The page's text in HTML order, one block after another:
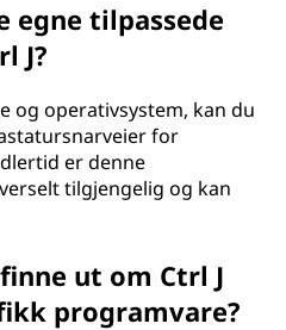
egne tilpassede
J?
og operativsystem, kan du
for
er denne
tilgjengelig og kan
ut om Ctrl J
programvare?